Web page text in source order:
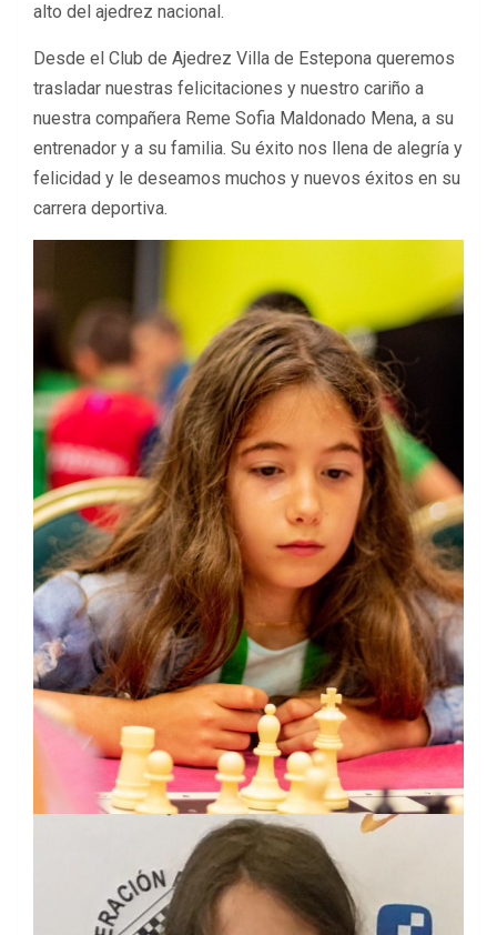
alto del ajedrez nacional.
Desde el Club de Ajedrez Villa de Estepona queremos
trasladar nuestras felicitaciones y nuestro cariño a
nuestra compañera Reme Sofia Maldonado Mena, a su
entrenador y a su familia. Su éxito nos llena de alegría y
felicidad y le deseamos muchos y nuevos éxitos en su
carrera deportiva.